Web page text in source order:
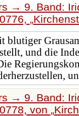
→ 9. Band:
blutiger
und die
→ 9. Band:
von